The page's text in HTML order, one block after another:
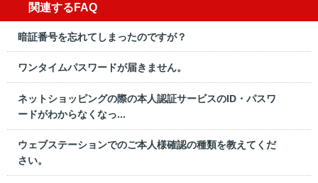
関連するFAQ
暗証番号を忘れてしまったのですが？
ワンタイムパスワードが届きません。
ネットショッピングの際の本人認証サービスのID・パスワ
ードがわからなくなっ...
ウェブステーションでのご本人様確認の種類を教えてくだ
さい。